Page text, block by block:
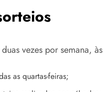
vezes por semana,
as quartas-feiras;